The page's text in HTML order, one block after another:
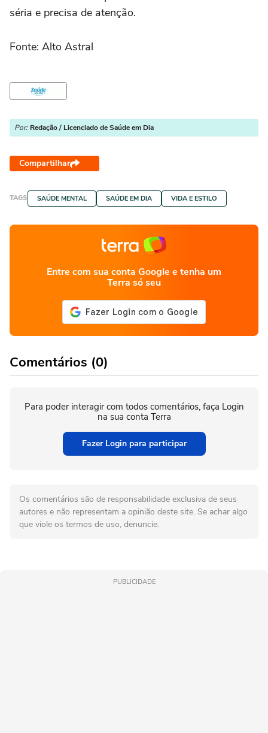
séria e precisa de atenção.
Fonte: Alto Astral
Por: Redação / Licenciado de Saúde em Dia
Compartilhar
TAGS SAÚDE MENTAL SAÚDE EM DIA VIDA E ESTILO
Entre com sua conta Google e tenha um
Terra só seu
Comentários (0)
Para poder interagir com todos comentários, faça Login
na sua conta Terra
Fazer Login para participar
Os comentários são de responsabilidade exclusiva de seus
autores e não representam a opinião deste site. Se achar algo
que viole os termos de uso, denuncie.
PUBLICIDADE